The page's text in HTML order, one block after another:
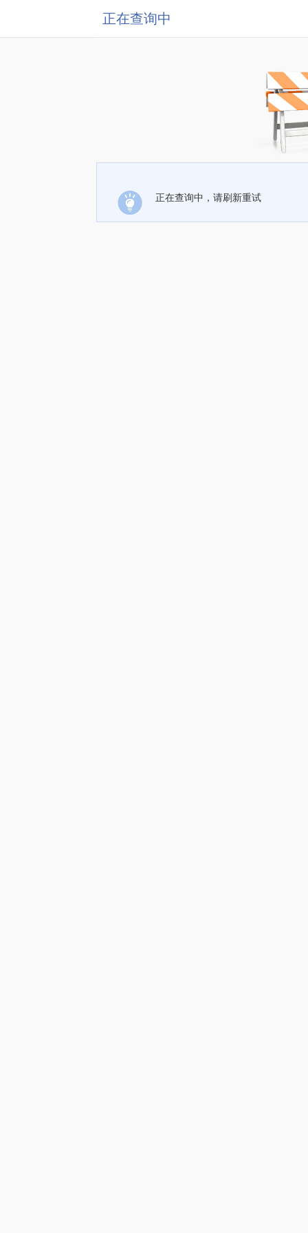
正在查询中
正在查询中，请刷新重试